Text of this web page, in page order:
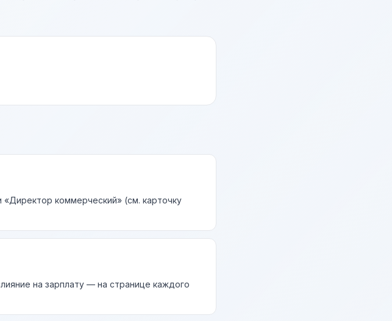
коммерческий» (см. карточку
на зарплату — на странице каждого